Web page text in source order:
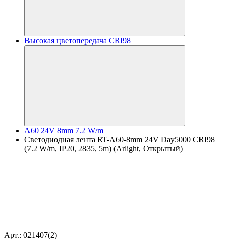
Высокая цветопередача CRI98
A60 24V 8mm 7.2 W/m
Светодиодная лента RT-A60-8mm 24V Day5000 CRI98
(7.2 W/m, IP20, 2835, 5m) (Arlight, Открытый)
Арт.: 021407(2)